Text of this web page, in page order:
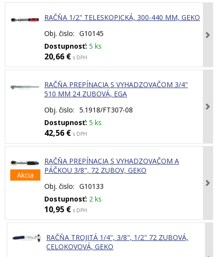
RAČŇA 1/2" TELESKOPICKÁ, 300-440 MM, GEKO
Obj. čislo: G10145
Dostupnosť: 5 ks
20,66 € s DPH
RAČŇA PREPÍNACIA S VYHADZOVAČOM 3/4"
510 MM 24 ZUBOVÁ, EGA
Obj. čislo: 5.1918/FT307-08
Dostupnosť: 5 ks
42,56 € s DPH
Akcia
RAČŇA PREPÍNACIA S VYHADZOVAČOM A
PÁČKOU 3/8", 72 ZUBOV, GEKO
Obj. čislo: G10133
Dostupnosť: 2 ks
10,95 € s DPH
RAČŇA TROJITÁ 1/4", 3/8", 1/2" 72 ZUBOVÁ,
CELOKOVOVÁ, GEKO